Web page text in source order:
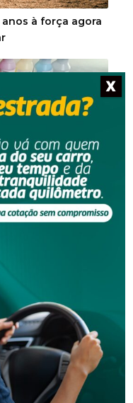
anos à força agora
prisão de três
preso em Orleans
X